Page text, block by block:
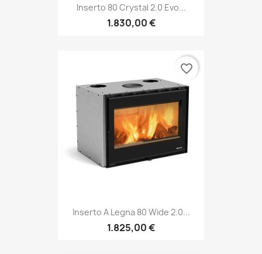
Inserto 80 Crystal 2.0 Evo...
1.830,00 €
Inserto A Legna 80 Wide 2.0...
1.825,00 €
favorite_border